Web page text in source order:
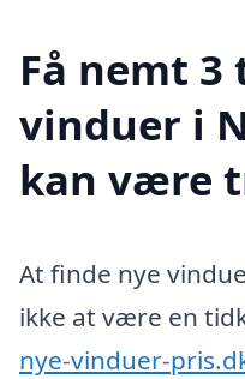
Få nemt
vinduer i
kan være
At finde nye
ikke at være en
nye-vinduer-